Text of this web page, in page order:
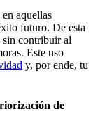
aquellas
futuro. De esta
sin contribuir al
Este uso
y, por ende, tu
de